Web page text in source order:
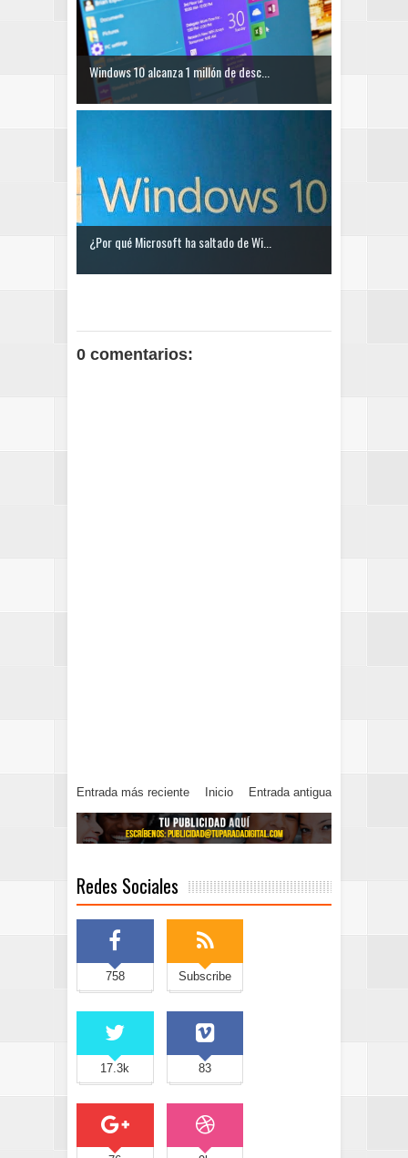
Windows 10 alcanza 1 millón de desc...
¿Por qué Microsoft ha saltado de Wi...
0 comentarios:
Entrada más reciente Entrada antigua
Inicio
Redes Sociales
758 Subscribe
17.3k 83